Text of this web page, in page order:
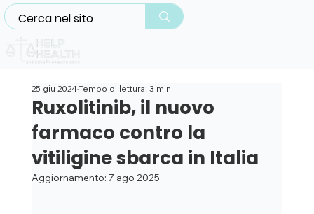
Ruxolitinib, il nuovo
farmaco contro la
vitiligine sbarca in Italia
25 giu 2024Tempo di lettura: 3 min
Aggiornamento: 7 ago 2025